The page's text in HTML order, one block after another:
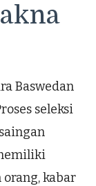
Baswedan
seleksi
kabar